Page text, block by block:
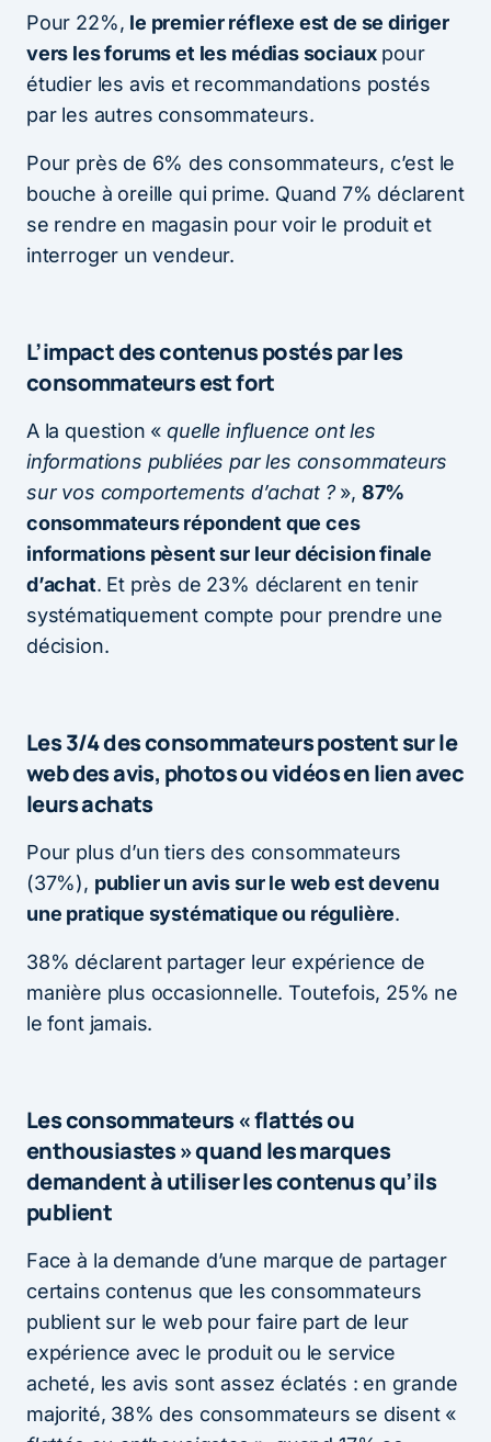
Pour 22%, le premier réflexe est de se diriger
vers les forums et les médias sociauxpour
étudier les avis et recommandations postés
par les autres consommateurs.
Pour près de 6% des consommateurs, c’est le
bouche à oreille qui prime. Quand 7% déclarent
se rendre en magasin pour voir le produit et
interroger un vendeur.
L’impact des contenus postés par les
consommateurs est fort
A la question «quelle influence ont les
informations publiées par les consommateurs
sur vos comportements d’achat ?», 87%
consommateurs répondent que ces
informations pèsent sur leur décision finale
d’achat. Et près de 23% déclarent en tenir
systématiquement compte pour prendre une
décision.
Les 3/4 des consommateurs postent sur le
web des avis, photos ou vidéos en lien avec
leurs achats
Pour plus d’un tiers des consommateurs
(37%), publier un avis sur le web est devenu
une pratique systématique ou régulière.
38% déclarent partager leur expérience de
manière plus occasionnelle. Toutefois, 25% ne
le font jamais.
Les consommateurs « flattés ou
enthousiastes » quand les marques
demandent à utiliser les contenus qu’ils
publient
Face à la demande d’une marque de partager
certains contenus que les consommateurs
publient sur le web pour faire part de leur
expérience avec le produit ou le service
acheté, les avis sont assez éclatés : en grande
majorité, 38% des consommateurs se disent «